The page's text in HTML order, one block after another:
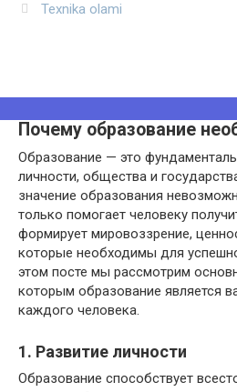
Texnika olami
Почему образование
Образование — это
личности, общества и
значение образования
только помогает человеку
формирует мировоззрение,
которые необходимы для
этом посте мы рассмотрим
которым образование является
каждого человека.
1. Развитие личности
Образование способствует